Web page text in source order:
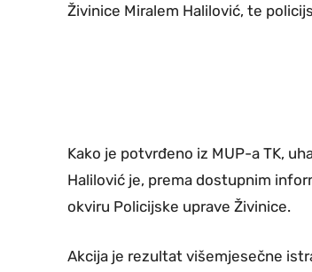
Živinice Miralem Halilović, te
Kako je potvrđeno iz MUP-a TK,
Halilović je, prema dostupnim
okviru Policijske uprave Živinice.
Akcija je rezultat višemjesečne